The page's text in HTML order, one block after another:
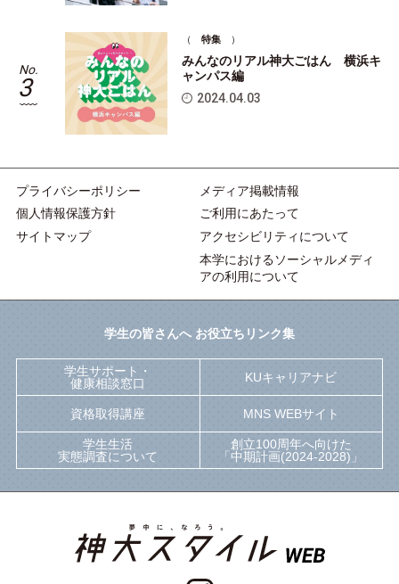
No.
3
みんなのリアル神大ごはん 横浜キ
ャンパス編
2024.04.03
（特集 ）
プライバシーポリシー
個人情報保護方針
サイトマップ
メディア掲載情報
ご利用にあたって
アクセシビリティについて
本学におけるソーシャルメディ
アの利用について
学生の皆さんへ お役立ちリンク集
学生サポート・
健康相談窓口
KUキャリアナビ
資格取得講座 MNS WEBサイト
学生生活
実態調査について
創立100周年へ向けた
「中期計画(2024-2028)」